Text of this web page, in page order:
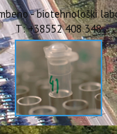
- biotehnološki
T: +38552 408 348